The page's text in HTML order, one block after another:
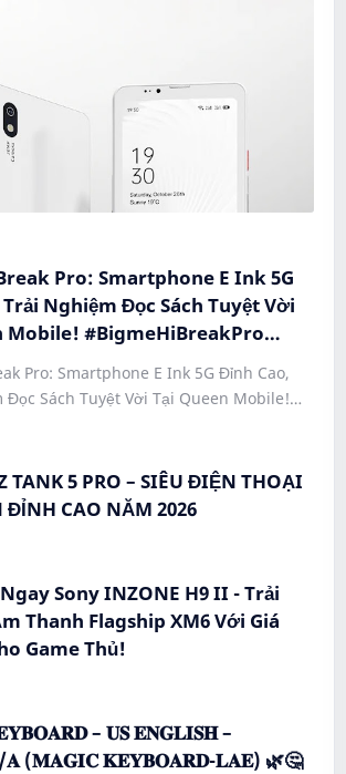
Pro: Smartphone E Ink 5G
Nghiệm Đọc Sách Tuyệt Vời
Mobile! #BigmeHiBreakPro
#QueenMobile
#DienThoaiDocSach
#MuaSamThongMinh
#5GSmartphone
Pro: Smartphone E Ink 5G Đỉnh Cao,
Sách Tuyệt Vời Tại Queen Mobile!
TANK 5 PRO – SIÊU ĐIỆN THOẠI
ĐỈNH CAO NĂM 2026
Sony INZONE H9 II - Trải
Thanh Flagship XM6 Với Giá
Game Thủ!
– 𝐔𝐒 𝐄𝐍𝐆𝐋𝐈𝐒𝐇 –
(𝐌𝐀𝐆𝐈𝐂 𝐊𝐄𝐘𝐁𝐎𝐀𝐑𝐃-𝐋𝐀𝐄) 🌿🤔